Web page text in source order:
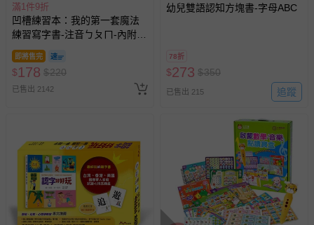
滿1件9折
凹槽練習本：我的第一套魔法
練習寫字書-注音ㄅㄆㄇ-內附1
本魔法練習寫字書、1款小魚造
型握筆器、1隻可愛筆管、4支
魔法消失筆芯
即將售完
$178 $220
已售出 2142
幼兒雙語認知方塊書-字母ABC
78折
$273 $350
已售出 215 追蹤